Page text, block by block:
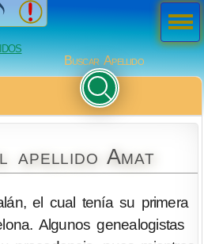
Buscar Apellido
apellido Amat
el cual tenía su primera
Algunos genealogistas
Men
ú